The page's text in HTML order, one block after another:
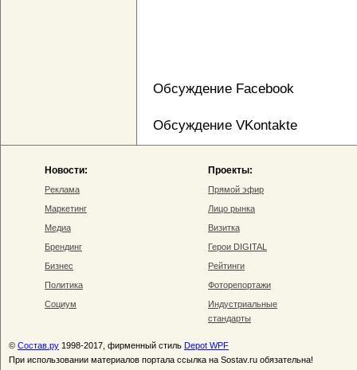
Обсуждение Facebook
Обсуждение VKontakte
Новости:
Реклама
Маркетинг
Медиа
Брендинг
Бизнес
Политика
Социум
Проекты:
Прямой эфир
Лицо рынка
Визитка
Герои DIGITAL
Рейтинги
Фоторепортажи
Индустриальные
стандарты
© Состав.ру 1998-2017, фирменный стиль Depot WPF
При использовании материалов портала ссылка на Sostav.ru обязательна!